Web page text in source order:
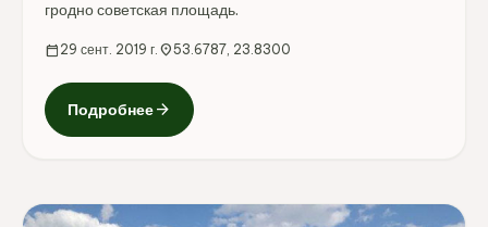
гродно советская площадь.
calendar_today 29 сент. 2019 г. location_on53.6787, 23.8300
Подробнееarrow_forward